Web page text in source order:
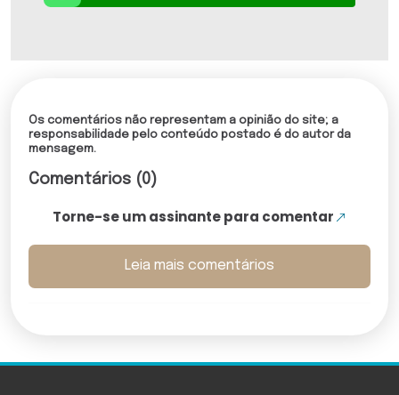
Os comentários não representam a opinião do site; a
responsabilidade pelo conteúdo postado é do autor da
mensagem.
Comentários (0)
Torne-se um assinante para comentar
Leia mais comentários